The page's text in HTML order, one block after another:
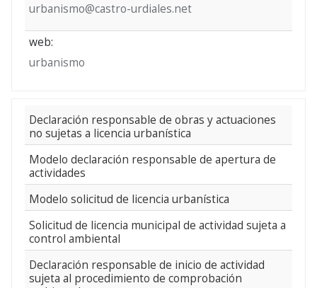
urbanismo@castro-urdiales.net
web:
urbanismo
Declaración responsable de obras y actuaciones
no sujetas a licencia urbanística
Modelo declaración responsable de apertura de
actividades
Modelo solicitud de licencia urbanística
Solicitud de licencia municipal de actividad sujeta a
control ambiental
Declaración responsable de inicio de actividad
sujeta al procedimiento de comprobación